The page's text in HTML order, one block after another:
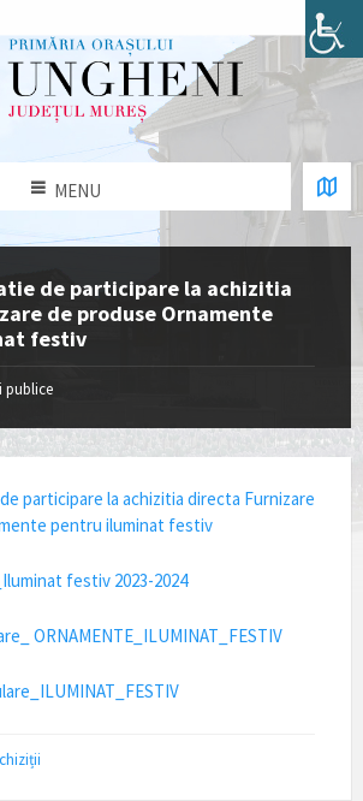
MENU
de participare la achizitia
de produse Ornamente
festiv
publice
participare la achizitia directa Furnizare
pentru iluminat festiv
festiv 2023-2024
ORNAMENTE_ILUMINAT_FESTIV